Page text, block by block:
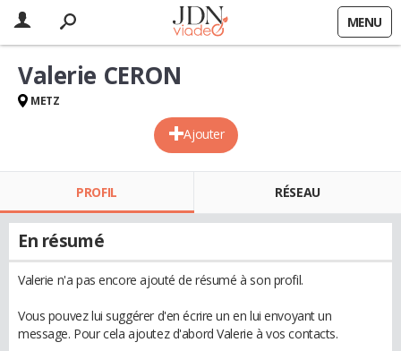
MENU
Ajouter
Valerie CERON
METZ
PROFIL RÉSEAU
En résumé
Valerie n'a pas encore ajouté de résumé à son profil.
Vous pouvez lui suggérer d'en écrire un en lui envoyant un
message. Pour cela ajoutez d'abord Valerie à vos contacts.